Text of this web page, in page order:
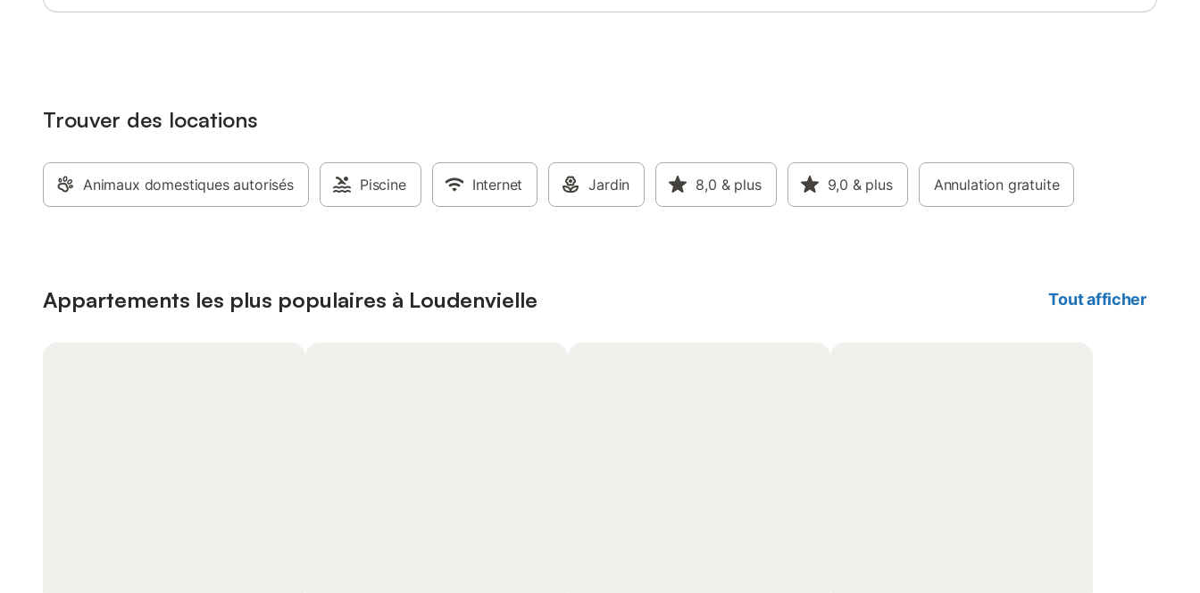
Trouver des locations
Animaux domestiques autorisés Piscine Internet Jardin 8,0 & plus 9,0 & plus Annulation gratuite
Appartements les plus populaires à Loudenvielle Tout afficher